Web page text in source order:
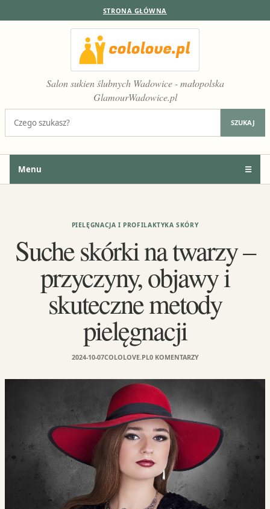
STRONA GŁÓWNA
Salon sukien ślubnych Wadowice - małopolska
GlamourWadowice.pl
SZUKAJ
Menu ☰
PIELĘGNACJA I PROFILAKTYKA SKÓRY
Suche skórki na twarzy –
przyczyny, objawy i
skuteczne metody
pielęgnacji
2024-10-07COLOLOVE.PL0 KOMENTARZY